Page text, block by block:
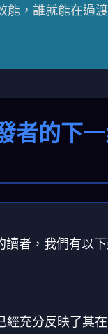
能，誰就能在過渡
者的下
讀者，我們有以
經充分反映了其